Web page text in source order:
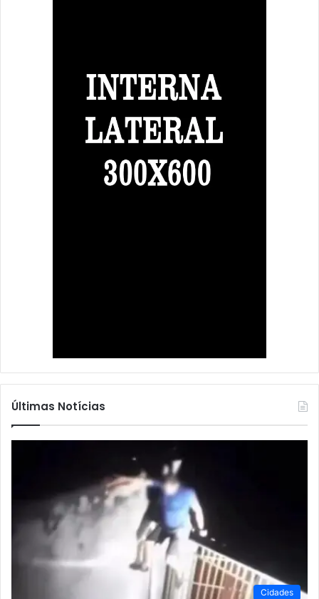
Últimas Notícias
Cidades